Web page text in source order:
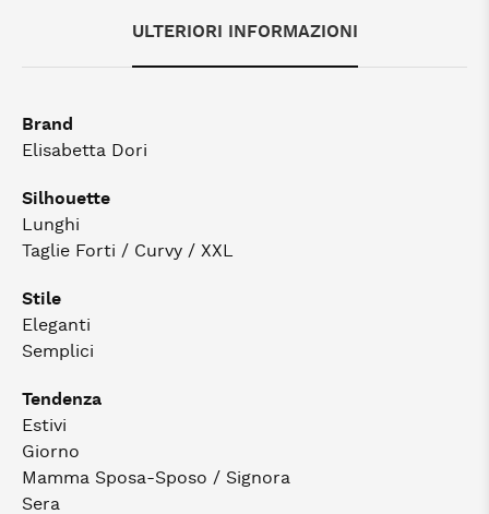
ULTERIORI INFORMAZIONI
Brand
Elisabetta Dori
Silhouette
Lunghi
Taglie Forti / Curvy / XXL
Stile
Eleganti
Semplici
Tendenza
Estivi
Giorno
Mamma Sposa-Sposo / Signora
Sera